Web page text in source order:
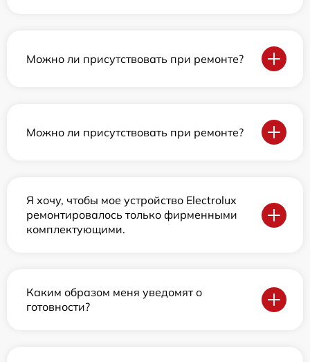
Можно ли присутствовать при ремонте?
Можно ли присутствовать при ремонте?
Я хочу, чтобы мое устройство Electrolux
ремонтировалось только фирменными
комплектующими.
Каким образом меня уведомят о
готовности?